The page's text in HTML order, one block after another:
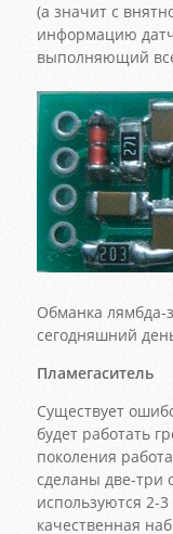
(а значит с
информацию
выполняющий
Обманка лямбда-
сегодняшний
Пламегаситель
Существует
будет работать
поколения
сделаны две-
используются 2-
качественная